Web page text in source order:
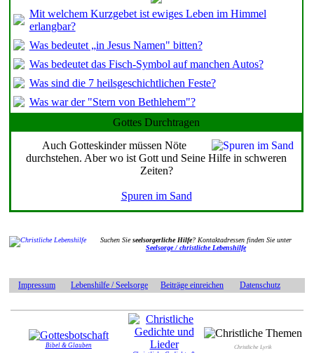
Mit welchem Kurzgebet ist ewiges Leben im Himmel
erlangbar?
Was bedeutet „in Jesus Namen" bitten?
Was bedeutet das Fisch-Symbol auf manchen Autos?
Was sind die 7 heilsgeschichtlichen Feste?
Was war der "Stern von Bethlehem"?
Gottes Durchtragen
Auch Gotteskinder müssen Nöte
durchstehen. Aber wo ist Gott und Seine Hilfe in schweren
Zeiten?
Spuren im Sand
Suchen Sieseelsorgerliche Hilfe? Kontaktadressen finden Sie unter
Seelsorge / christliche Lebenshilfe
Impressum Lebenshilfe / Seelsorge Beiträge einreichen Datenschutz
Bibel & Glauben
Christliche Lyrik